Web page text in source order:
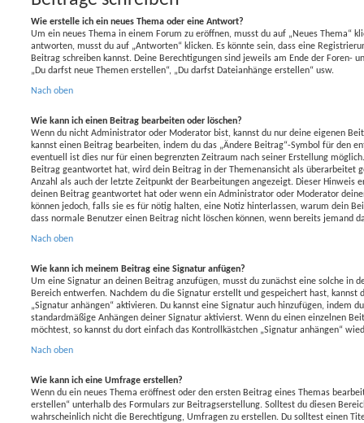
Wie erstelle ich ein neues Thema oder eine Antwort?
Um ein neues Thema in einem Forum zu eröffnen, musst du auf „Neues Thema“
antworten, musst du auf „Antworten“ klicken. Es könnte sein, dass eine
Beitrag schreiben kannst. Deine Berechtigungen sind jeweils am Ende der Foren-
„Du darfst neue Themen erstellen“, „Du darfst Dateianhänge erstellen“ usw.
Nach oben
Wie kann ich einen Beitrag bearbeiten oder löschen?
Wenn du nicht Administrator oder Moderator bist, kannst du nur deine eigenen
kannst einen Beitrag bearbeiten, indem du das „Ändere Beitrag“-Symbol für den
eventuell ist dies nur für einen begrenzten Zeitraum nach seiner Erstellung
Beitrag geantwortet hat, wird dein Beitrag in der Themenansicht als überarbeitet
Anzahl als auch der letzte Zeitpunkt der Bearbeitungen angezeigt. Dieser Hinweis
deinen Beitrag geantwortet hat oder wenn ein Administrator oder Moderator
können jedoch, falls sie es für nötig halten, eine Notiz hinterlassen, warum dein
dass normale Benutzer einen Beitrag nicht löschen können, wenn bereits jemand
Nach oben
Wie kann ich meinem Beitrag eine Signatur anfügen?
Um eine Signatur an deinen Beitrag anzufügen, musst du zunächst eine solche in
Bereich entwerfen. Nachdem du die Signatur erstellt und gespeichert hast, kannst
„Signatur anhängen“ aktivieren. Du kannst eine Signatur auch hinzufügen, indem
standardmäßige Anhängen deiner Signatur aktivierst. Wenn du einen einzelnen
möchtest, so kannst du dort einfach das Kontrollkästchen „Signatur anhängen“
Nach oben
Wie kann ich eine Umfrage erstellen?
Wenn du ein neues Thema eröffnest oder den ersten Beitrag eines Themas
erstellen“ unterhalb des Formulars zur Beitragserstellung. Solltest du diesen
wahrscheinlich nicht die Berechtigung, Umfragen zu erstellen. Du solltest einen